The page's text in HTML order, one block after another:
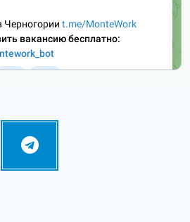
Telegram
Follow